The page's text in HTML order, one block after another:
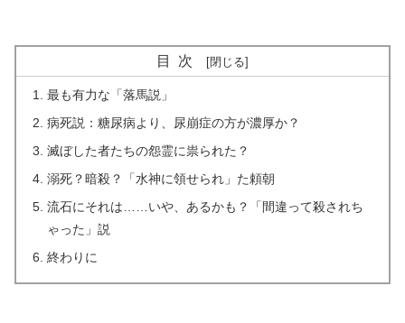
目次
最も有力な「落馬説」
病死説：糖尿病より、尿崩症の方が濃厚か？
滅ぼした者たちの怨霊に祟られた？
溺死？暗殺？「水神に領せられ」た頼朝
流石にそれは……いや、あるかも？「間違って殺されち
ゃった」説
終わりに